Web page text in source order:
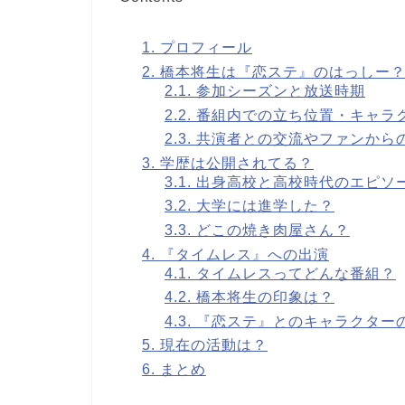
1. プロフィール
2. 橋本将生は『恋ステ』のはっしー？
2.1. 参加シーズンと放送時期
2.2. 番組内での立ち位置・キャラ
2.3. 共演者との交流やファンから
3. 学歴は公開されてる？
3.1. 出身高校と高校時代のエピソ
3.2. 大学には進学した？
3.3. どこの焼き肉屋さん？
4.
『タイムレス』への出演
4.1. タイムレスってどんな番組？
4.2. 橋本将生の印象は？
4.3.
『恋ステ』とのキャラクター
5. 現在の活動は？
6. まとめ